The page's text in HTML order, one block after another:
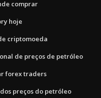
comprar
hoje
criptomoeda
de preços de petróleo
forex traders
preços do petróleo